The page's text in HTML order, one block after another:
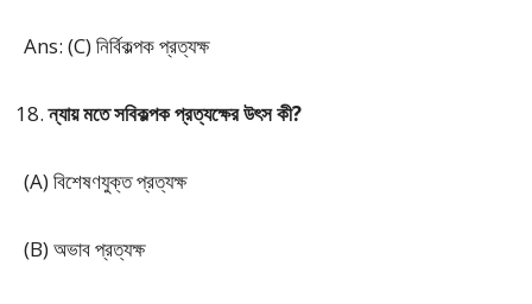
Ans: (C) নির্বিকল্পক প্রত্যক্ষ
ন্যায় মতে সবিকল্পক প্রত্যক্ষের উৎস কী?
(A) বিশেষণযুক্ত প্রত্যক্ষ
(B) অভাব প্রত্যক্ষ